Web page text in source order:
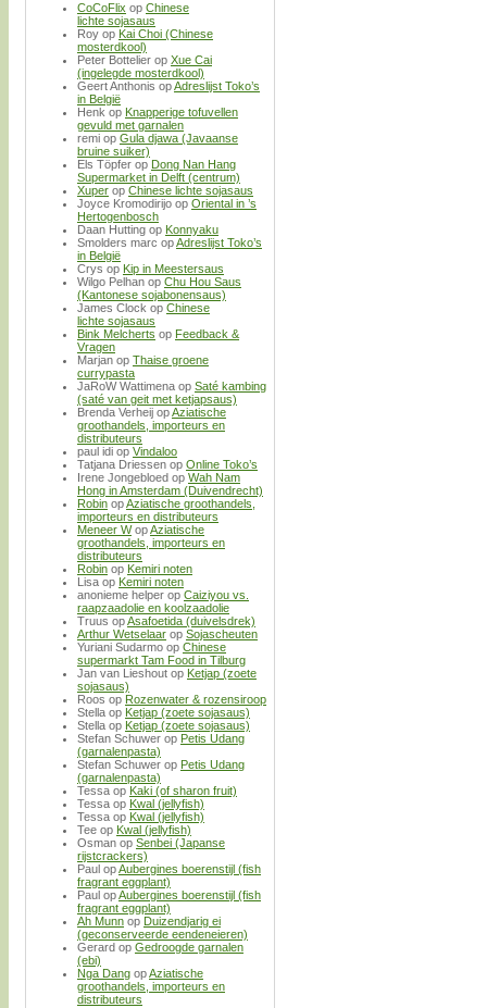
CoCoFlix op Chinese
lichte sojasaus
Roy op Kai Choi (Chinese
mosterdkool)
Peter Bottelier op Xue Cai
(ingelegde mosterdkool)
Geert Anthonis opAdreslijst Toko’s
in België
Henk op Knapperige tofuvellen
gevuld met garnalen
remi op Gula djawa (Javaanse
bruine suiker)
Els Töpfer op Dong Nan Hang
Supermarket in Delft (centrum)
Xuper op Chinese lichte sojasaus
Joyce Kromodirijo op Oriental in ’s
Hertogenbosch
Daan Hutting op Konnyaku
Smolders marc opAdreslijst Toko’s
in België
Crys op Kip in Meestersaus
Wilgo Pelhan op Chu Hou Saus
(Kantonese sojabonensaus)
James Clock op Chinese
lichte sojasaus
Bink Melcherts op Feedback &
Vragen
Marjan op Thaise groene
currypasta
JaRoW Wattimena op Saté kambing
(saté van geit met ketjapsaus)
Brenda Verheij opAziatische
groothandels, importeurs en
distributeurs
paul idi op Vindaloo
Tatjana Driessen op Online Toko’s
Irene Jongebloed op Wah Nam
Hong in Amsterdam (Duivendrecht)
Robin opAziatische groothandels,
importeurs en distributeurs
Meneer WopAziatische
groothandels, importeurs en
distributeurs
Robin op Kemiri noten
Lisa op Kemiri noten
anonieme helper op Caiziyou vs.
raapzaadolie en koolzaadolie
Truus opAsafoetida (duivelsdrek)
Arthur Wetselaar op Sojascheuten
Yuriani Sudarmo op Chinese
supermarkt Tam Food in Tilburg
Jan van Lieshout op Ketjap (zoete
sojasaus)
Roos op Rozenwater & rozensiroop
Stella op Ketjap (zoete sojasaus)
Stella op Ketjap (zoete sojasaus)
Stefan Schuwer op Petis Udang
(garnalenpasta)
Stefan Schuwer op Petis Udang
(garnalenpasta)
Tessa op Kaki (of sharon fruit)
Tessa op Kwal (jellyfish)
Tessa op Kwal (jellyfish)
Tee op Kwal (jellyfish)
Osman op Senbei (Japanse
rijstcrackers)
Paul opAubergines boerenstijl (fish
fragrant eggplant)
Paul opAubergines boerenstijl (fish
fragrant eggplant)
Ah Munn op Duizendjarig ei
(geconserveerde eendeneieren)
Gerard op Gedroogde garnalen
(ebi)
Nga Dang opAziatische
groothandels, importeurs en
distributeurs